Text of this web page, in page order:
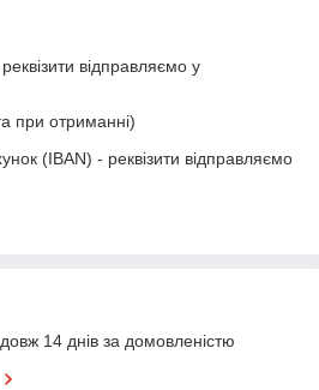
відправляємо у
при отриманні)
(IBAN) - реквізити відправляємо
14 днів за домовленістю